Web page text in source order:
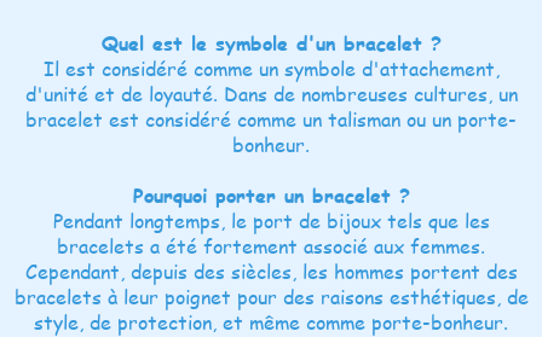
Quel est le symbole d'un bracelet ?
Il est considéré comme un symbole d'attachement,
d'unité et de loyauté. Dans de nombreuses cultures, un
bracelet est considéré comme un talisman ou un porte-
bonheur.
Pourquoi porter un bracelet ?
Pendant longtemps, le port de bijoux tels que les
bracelets a été fortement associé aux femmes.
Cependant, depuis des siècles, les hommes portent des
bracelets à leur poignet pour des raisons esthétiques, de
style, de protection, et même comme porte-bonheur.